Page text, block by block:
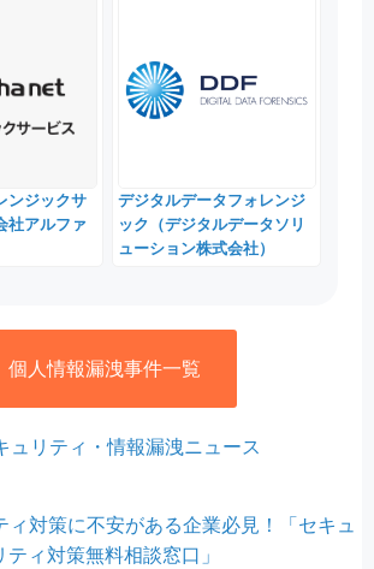
ンジックサ
社アルファ
デジタルデータフォレンジ
ック（デジタルデータソリ
ューション株式会社）
個人情報漏洩事件一覧
ュリティ・情報漏洩ニュース
ィ対策に不安がある企業必見！「セキュ
ティ対策無料相談窓口」